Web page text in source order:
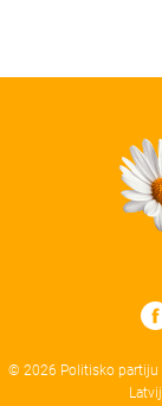
© 2026 Politisko partiju